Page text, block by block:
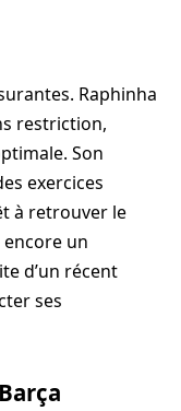
Raphinha
restriction,
Son
exercices
à retrouver le
un
d’un récent
ses